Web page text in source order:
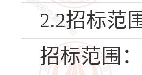
2.2招标范
招标范围